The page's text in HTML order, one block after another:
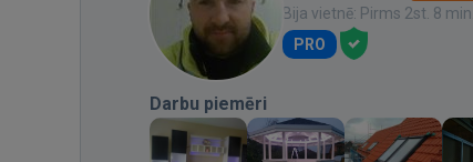
Bija vietnē: Pirms 2st. 8 min.
PRO
Darbu piemēri